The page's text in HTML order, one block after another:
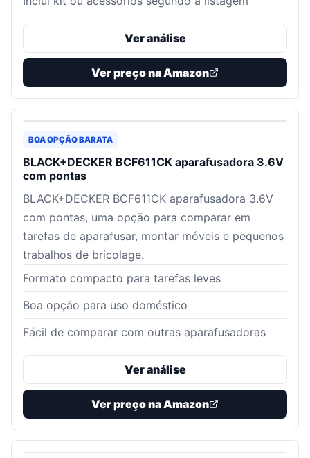
Ver análise
Ver preço na Amazon
BOA OPÇÃO BARATA
BLACK+DECKER BCF611CK aparafusadora 3.6V
com pontas
BLACK+DECKER BCF611CK aparafusadora 3.6V
com pontas, uma opção para comparar em
tarefas de aparafusar, montar móveis e pequenos
trabalhos de bricolage.
Formato compacto para tarefas leves
Boa opção para uso doméstico
Fácil de comparar com outras aparafusadoras
Ver análise
Ver preço na Amazon